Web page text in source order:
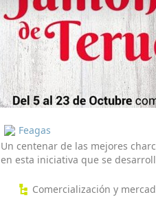
Feagas
Un centenar de las mejores
en esta iniciativa que se
Comercialización y